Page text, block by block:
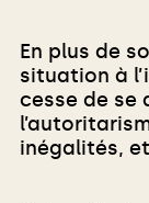
En plus de
situation à
cesse de se
inégalités,